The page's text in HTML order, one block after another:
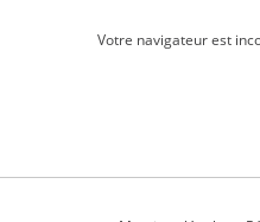
Votre navigateur est